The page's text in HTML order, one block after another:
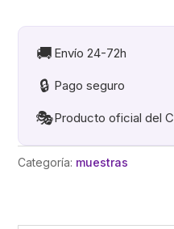
cantidad
🚚 Envío 24-72h
🔒 Pago seguro
🎭Producto oficial del
Categoría: muestras